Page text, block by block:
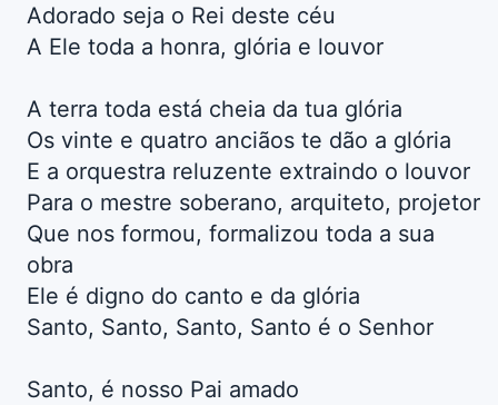
Adorado seja o Rei deste céu
A Ele toda a honra, glória e louvor
A terra toda está cheia da tua glória
Os vinte e quatro anciãos te dão a glória
E a orquestra reluzente extraindo o louvor
Para o mestre soberano, arquiteto, projetor
Que nos formou, formalizou toda a sua
obra
Ele é digno do canto e da glória
Santo, Santo, Santo, Santo é o Senhor
Santo, é nosso Pai amado